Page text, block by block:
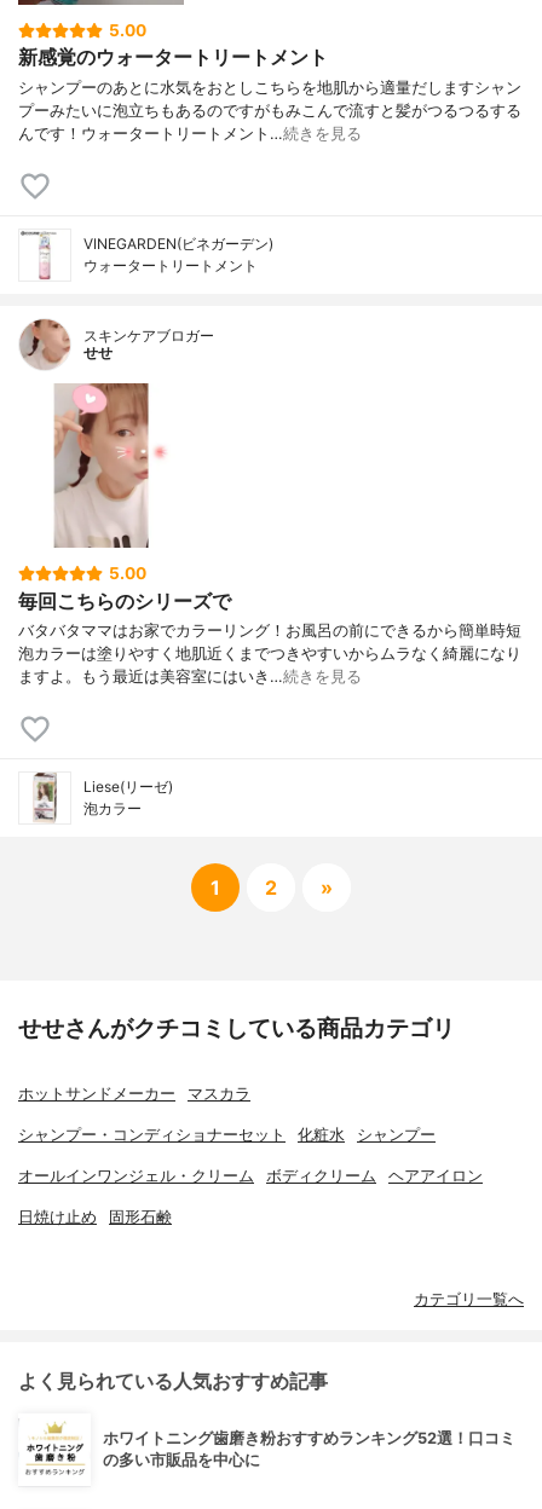
5.00
新感覚のウォータートリートメント
シャンプーのあとに水気をおとしこちらを地肌から適量だしますシャン
プーみたいに泡立ちもあるのですがもみこんで流すと髪がつるつるする
んです！ウォータートリートメント…続きを見る
VINEGARDEN(ビネガーデン)
ウォータートリートメント
スキンケアブロガー
せせ
5.00
毎回こちらのシリーズで
バタバタママはお家でカラーリング！お風呂の前にできるから簡単時短
泡カラーは塗りやすく地肌近くまでつきやすいからムラなく綺麗になり
ますよ。もう最近は美容室にはいき…続きを見る
Liese(リーゼ)
泡カラー
1 2 »
せせさんがクチコミしている商品カテゴリ
ホットサンドメーカー マスカラ
シャンプー・コンディショナーセット 化粧水 シャンプー
オールインワンジェル・クリーム ボディクリーム ヘアアイロン
日焼け止め 固形石鹸
カテゴリ一覧へ
よく見られている人気おすすめ記事
ホワイトニング歯磨き粉おすすめランキング52選！口コミ
の多い市販品を中心に